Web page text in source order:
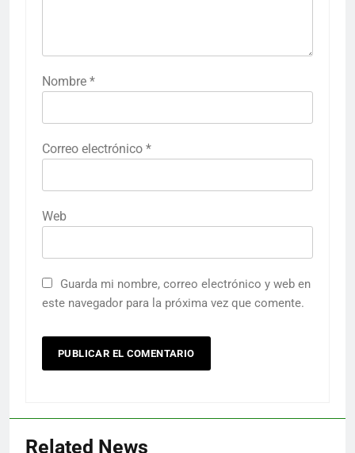
Nombre *
Correo electrónico *
Web
Guarda mi nombre, correo electrónico y web en
este navegador para la próxima vez que comente.
Related News